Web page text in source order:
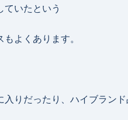
ていたという
もよくあります。
入りだったり、ハイブランド